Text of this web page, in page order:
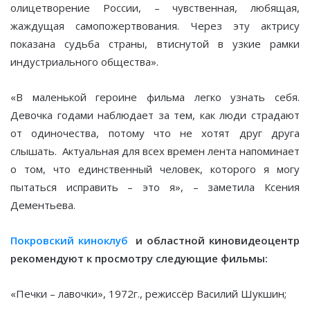
олицетворение России, – чувственная, любящая,
жаждущая самопожертвования. Через эту актрису
показана судьба страны, втиснутой в узкие рамки
индустриального общества».
«В маленькой героине фильма легко узнать себя.
Девочка годами наблюдает за тем, как люди страдают
от одиночества, потому что не хотят друг друга
слышать. Актуальная для всех времен лента напоминает
о том, что единственный человек, которого я могу
пытаться исправить – это я», – заметила Ксения
Дементьева.
Покровский киноклуб и областной киновидеоцентр
рекомендуют к просмотру следующие фильмы:
«Печки – лавочки», 1972г., режиссёр Василий Шукшин;